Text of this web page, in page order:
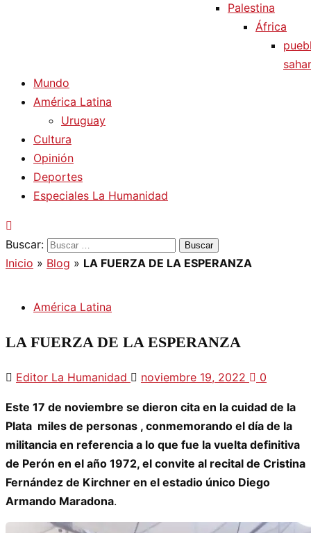
Palestina
África
Mundo
América Latina
Uruguay
Cultura
Opinión
Deportes
Especiales La Humanidad
Buscar:
Inicio » Blog » LA FUERZA DE LA ESPERANZA
América Latina
LA FUERZA DE LA ESPERANZA
Editor La Humanidad noviembre 19, 2022 0
Este 17 de noviembre se dieron cita en la cuidad de la
Plata miles de personas , conmemorando el día de la
militancia en referencia a lo que fue la vuelta definitiva
de Perón en el año 1972, el convite al recital de Cristina
Fernández de Kirchner en el estadio único Diego
Armando Maradona.